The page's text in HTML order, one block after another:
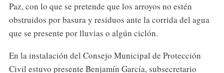
Paz, con lo que se pretende que los arroyos no estén
obstruidos por basura y residuos ante la corrida del agua
que se presente por lluvias o algún ciclón.
En la instalación del Consejo Municipal de Protección
Civil estuvo presente Benjamín García, subsecretario